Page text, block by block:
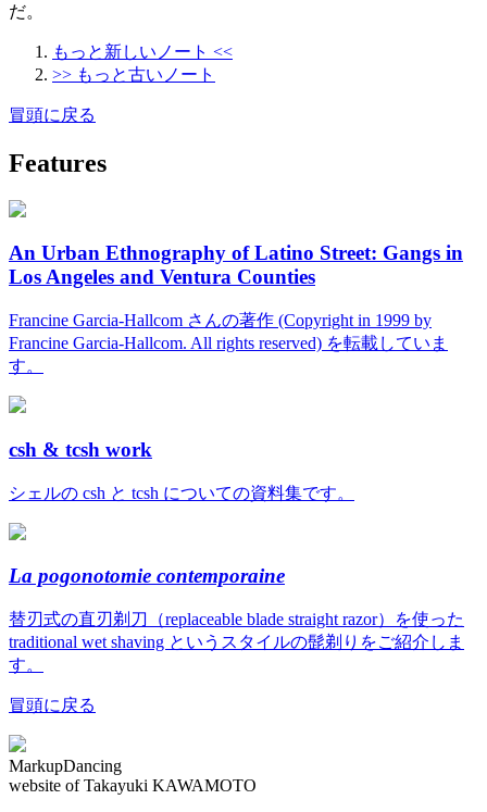
だ。
もっと新しいノート <<
>> もっと古いノート
冒頭に戻る
Features
An Urban Ethnography of Latino Street: Gangs in
Los Angeles and Ventura Counties
Francine Garcia-Hallcom さんの著作 (Copyright in 1999 by
Francine Garcia-Hallcom. All rights reserved) を転載していま
す。
csh & tcsh work
シェルの csh と tcsh についての資料集です。
La pogonotomie contemporaine
替刃式の直刃剃刀（replaceable blade straight razor）を使った
traditional wet shaving というスタイルの髭剃りをご紹介しま
す。
冒頭に戻る
MarkupDancing
website of Takayuki KAWAMOTO